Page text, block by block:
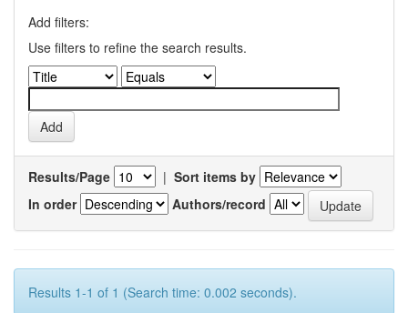
Add filters:
Use filters to refine the search results.
Results/Page | Sort items by
In order
Authors/record
Results 1-1 of 1 (Search time: 0.002 seconds).